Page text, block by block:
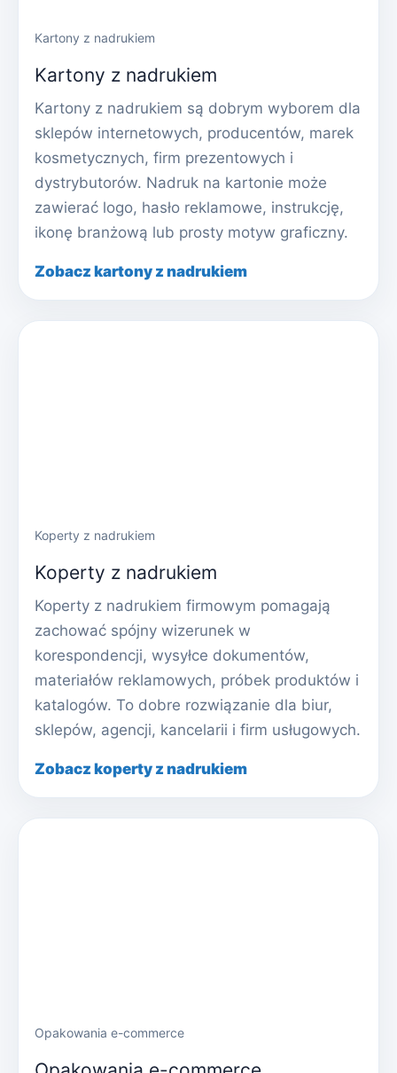
Kartony z nadrukiem
Kartony z nadrukiem
Kartony z nadrukiem są dobrym wyborem dla
sklepów internetowych, producentów, marek
kosmetycznych, firm prezentowych i
dystrybutorów. Nadruk na kartonie może
zawierać logo, hasło reklamowe, instrukcję,
ikonę branżową lub prosty motyw graficzny.
Zobacz kartony z nadrukiem
Koperty z nadrukiem
Koperty z nadrukiem
Koperty z nadrukiem firmowym pomagają
zachować spójny wizerunek w
korespondencji, wysyłce dokumentów,
materiałów reklamowych, próbek produktów i
katalogów. To dobre rozwiązanie dla biur,
sklepów, agencji, kancelarii i firm usługowych.
Zobacz koperty z nadrukiem
Opakowania e-commerce